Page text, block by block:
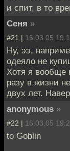
и спит, в то
Сеня »
#21 | 16.03.05
Ну, ээ,
одеяло не
Хотя я вообще
разу в жизни
двух лет.
anonymous »
#22 | 16.03.05
to Goblin